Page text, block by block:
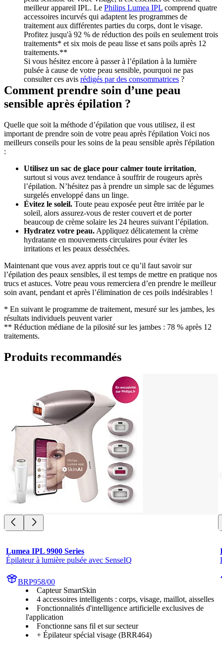
meilleur appareil IPL. Le Philips Lumea IPL comprend quatre
accessoires incurvés qui adaptent les programmes de
traitement aux différentes parties du corps, dont le visage.
Profitez jusqu'à 92 % de réduction des poils en seulement trois
traitements* et six mois de peau lisse et sans poils après 12
traitements.**
Si vous hésitez encore à passer à l’épilation à la lumière
pulsée à cause de votre peau sensible, pourquoi ne pas
consulter ces avis rédigés par des consommatrices ?
Comment prendre soin d’une peau
sensible après épilation ?
Quelle que soit la méthode d’épilation que vous utilisez, il est
important de prendre soin de votre peau après l'épilation Voici nos
meilleurs conseils pour les soins de la peau sensible après l'épilation
:
Utilisez un sac de glace pour calmer toute irritation,
surtout si vous avez tendance à souffrir de rougeurs après
l’épilation. N’hésitez pas à prendre un simple sac de légumes
surgelés enveloppé dans un linge.
Évitez le soleil. Toute peau exposée peut être irritée par le
soleil, alors assurez-vous de rester couvert et de porter
beaucoup de crème solaire les 24 heures suivant l’épilation.
Hydratez votre peau. Appliquez délicatement la crème
hydratante en mouvements circulaires pour éviter les
irritations et les peaux desséchées.
Maintenant que vous avez appris tout ce qu’il faut savoir sur
l’épilation des peaux sensibles, il est temps de mettre en pratique nos
trucs et astuces. Votre peau vous remerciera d’en prendre le meilleur
soin avant, pendant et après l’élimination de ces poils indésirables !
* En suivant le programme de traitement, mesuré sur les jambes, les
résultats individuels peuvent varier
** Réduction médiane de la pilosité sur les jambes : 78 % après 12
traitements.
Produits recommandés
Lumea IPL 9900 Series
Épilateur à lumière pulsée avec SenseIQ
BRP958/00
Capteur SmartSkin
4 accessoires intelligents : corps, visage, maillot, aisselles
Fonctionnalités d'intelligence artificielle exclusives de
l'application
Fonctionne sans fil et sur secteur
+ Épilateur spécial visage (BRR464)